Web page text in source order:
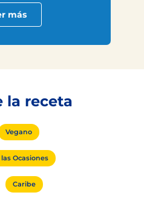
más
la receta
Vegano
Ocasiones
Caribe